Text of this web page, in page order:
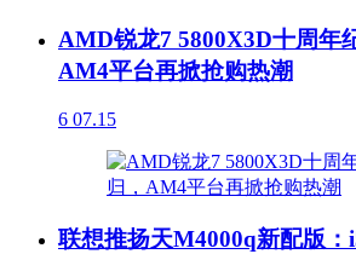
AMD锐龙7 5800X3D十周年
AM4平台再掀抢购热潮
6 07.15
联想推扬天M4000q新配版：